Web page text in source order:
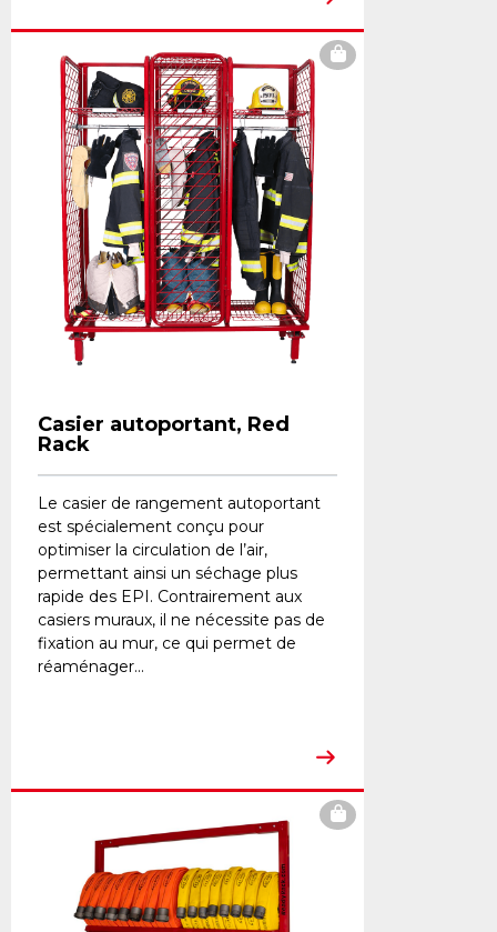
Casier autoportant, Red
Rack
Le casier de rangement autoportant
est spécialement conçu pour
optimiser la circulation de l’air,
permettant ainsi un séchage plus
rapide des EPI. Contrairement aux
casiers muraux, il ne nécessite pas de
fixation au mur, ce qui permet de
réaménager...